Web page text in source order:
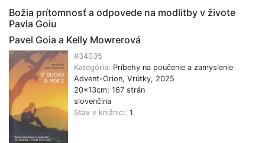
Božia prítomnosť a odpovede na modlitby v živote
Pavla Goiu
Pavel Goia a Kelly Mowrerová
#34035
Kategória: Príbehy na poučenie a zamyslenie
Advent-Orion, Vrútky, 2025
20x13cm; 167 strán
slovenčina
Stav v knižnici: 1